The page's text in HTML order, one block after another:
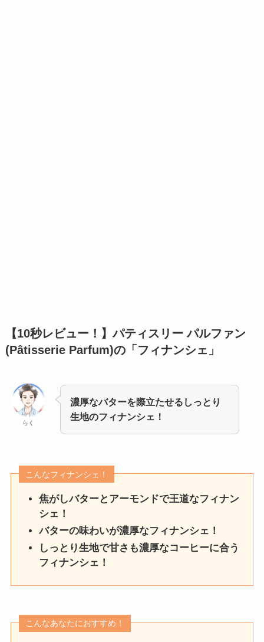
【10秒レビュー！】パティスリー パルファン
(Pâtisserie Parfum)の「フィナンシェ」
らく
濃厚なバターを際立たせるしっとり
生地のフィナンシェ！
こんなフィナンシェ！
焦がしバターとアーモンドで王道なフィナン
シェ！
バターの味わいが濃厚なフィナンシェ！
しっとり生地で甘さも濃厚なコーヒーに合う
フィナンシェ！
こんなあなたにおすすめ！